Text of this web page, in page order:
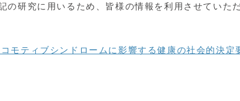
の研究に用いるため、皆様の情報を利用させていた
コモティブシンドロームに影響する健康の社会的決定